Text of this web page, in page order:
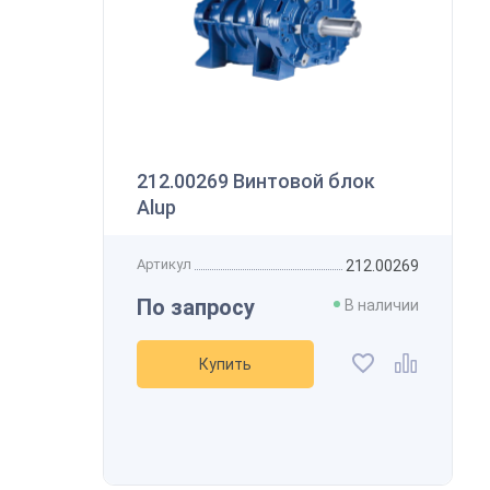
212.00269 Винтовой блок
Alup
Артикул 212.00269
По запросу В наличии
Купить